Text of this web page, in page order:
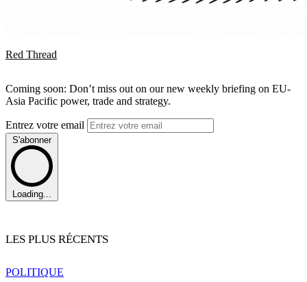
Red Thread
Coming soon: Don’t miss out on our new weekly briefing on EU-
Asia Pacific power, trade and strategy.
Entrez votre email
S'abonner
Loading...
LES PLUS RÉCENTS
POLITIQUE